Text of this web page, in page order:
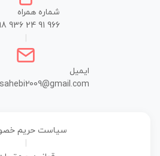
شماره همراه
936 24 91 966
ایمیل
سیاست حریم